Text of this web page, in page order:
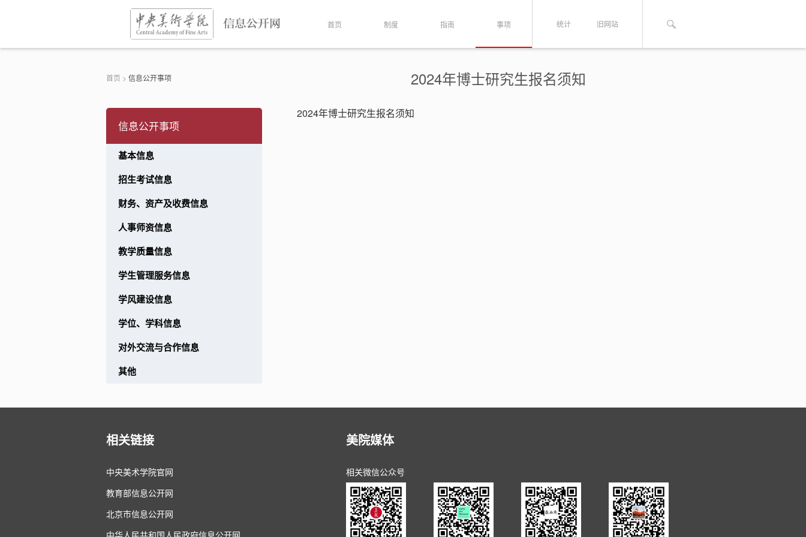
首页 制度 指南 事项 统计 旧网站
首页 > 信息公开事项
信息公开事项
基本信息
招生考试信息
财务、资产及收费信息
人事师资信息
教学质量信息
学生管理服务信息
学风建设信息
学位、学科信息
对外交流与合作信息
其他
2024年博士研究生报名须知
2024年博士研究生报名须知
相关链接
中央美术学院官网
教育部信息公开网
北京市信息公开网
中华人民共和国人民政府信息公开网
美院媒体
相关微信公众号